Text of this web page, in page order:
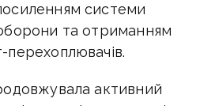
системи
та отриманням
активний